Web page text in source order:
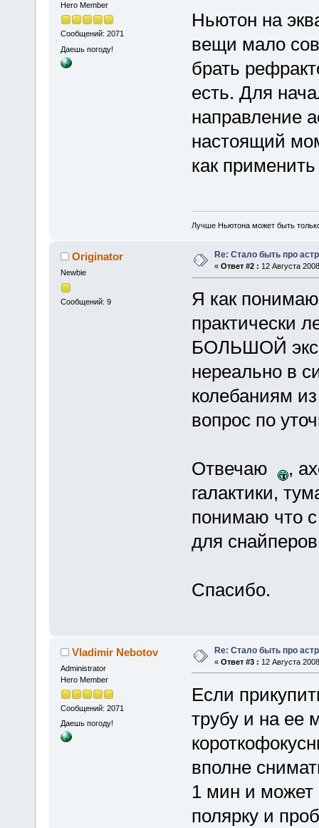
Hero Member
Сообщений: 2071
Даешь погоду!
Ньютон на
вещи мало
брать
есть. Для
направление
настоящий
как
Лучше Ньютона может быть
Originator
Newbie
Сообщений: 9
Re: Стало быть про
« Ответ #2 : 12 Августа
Я как
практически
БОЛЬШОЙ
нереально в
колебаниям
вопрос по
Отвечаю
,
галактики,
понимаю что
для
Спасибо.
Vladimir Nebotov
Administrator
Hero Member
Сообщений: 2071
Даешь погоду!
Re: Стало быть про
« Ответ #3 : 12 Августа
Если
трубу и на ее
вполне
1 мин и
полярку и